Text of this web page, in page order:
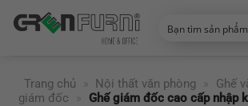
đến
Trang chủ
» Nội thất văn phòng » Ghế
giám đốc
» Ghế giám đốc cao cấp nhập